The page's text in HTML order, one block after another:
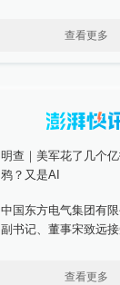
查看更多
明查｜美军花了几个
鸦？又是AI
中国东方电气集团有
副书记、董事宋致远
查看更多